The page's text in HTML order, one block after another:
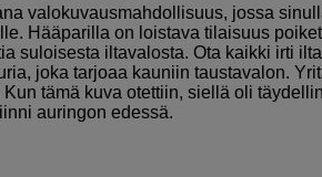
valokuvausmahdollisuus, jossa
Hääparilla on loistava tilaisuus
suloisesta iltavalosta. Ota kaikki irti
joka tarjoaa kauniin taustavalon.
tämä kuva otettiin, siellä oli
auringon edessä.